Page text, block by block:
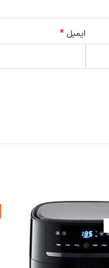
ایمیل *